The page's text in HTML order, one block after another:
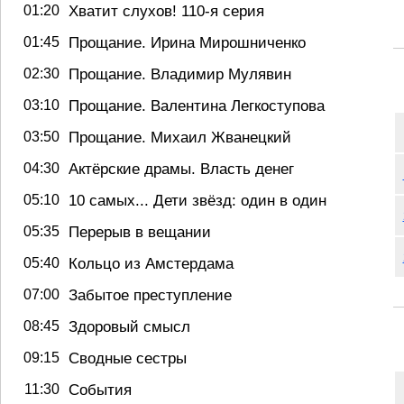
01:20 Хватит слухов! 110-я серия
01:45 Прощание. Ирина Мирошниченко
02:30 Прощание. Владимир Мулявин
03:10 Прощание. Валентина Легкоступова
03:50 Прощание. Михаил Жванецкий
04:30 Актёрские драмы. Власть денег
05:10 10 самых... Дети звёзд: один в один
05:35 Перерыв в вещании
05:40 Кольцо из Амстердама
07:00 Забытое преступление
08:45 Здоровый смысл
09:15 Сводные сестры
11:30 События